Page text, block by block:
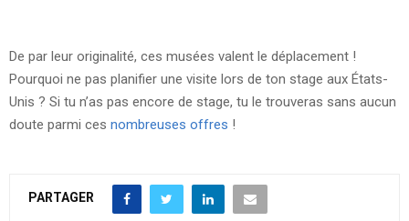
De par leur originalité, ces musées valent le déplacement !
Pourquoi ne pas planifier une visite lors de ton stage aux États-
Unis ? Si tu n’as pas encore de stage, tu le trouveras sans aucun
doute parmi ces nombreuses offres !
PARTAGER